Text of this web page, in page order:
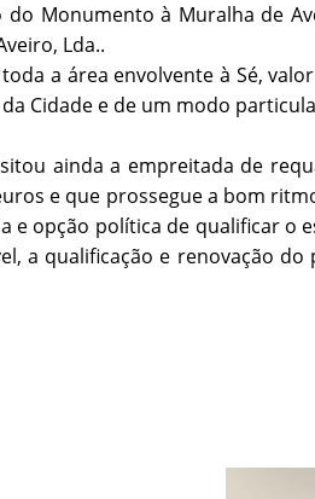
Monumento à Muralha de
Lda..
a área envolvente à Sé,
Cidade e de um modo
ainda a empreitada de
e que prossegue a bom
e opção política de qualificar o
a qualificação e renovação